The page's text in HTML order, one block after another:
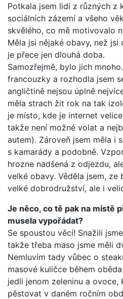
Potkala jsem lidi z různých z
sociálních zázemí a všeho
skvělého, co mě motivovalo
Měla jsi nějaké obavy, než jsi
je přece jen dlouhá doba.
Samozřejmě, bylo jich
francouzky a rozhodla jsem
angličtině nejsou úplně
měla strach žit rok na tak
je místo, kde je internet
takže není možné volat a
autem). Zároveň jsem měla i
s kamarády a podobně.
hrozne nadšená z odjezdu,
velké obavy. Věděla jsem, ze
velké dobrodružství, ale i
Je něco, co tě pak na místě
musela vypořádat?
Se spoustou věcí! Snažili
takže třeba maso jsme měli
Nemluvím tady vůbec o
masové kuličce během
jedli jenom zeleninu a ovoce,
pěstovat v daném ročním